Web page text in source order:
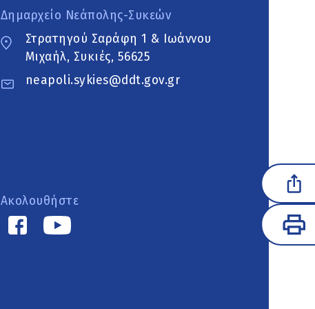
Δημαρχείο Νεάπολης-Συκεών
Στρατηγού Σαράφη 1 & Ιωάννου
Μιχαήλ, Συκιές, 56625
neapoli.sykies@ddt.gov.gr
Ακολουθήστε